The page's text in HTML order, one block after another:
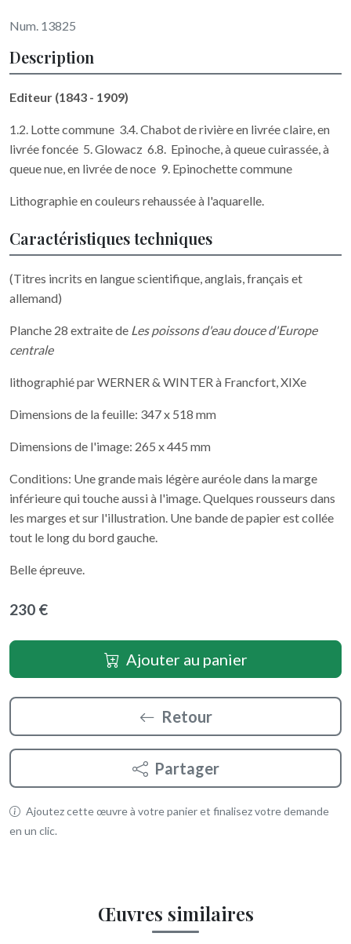
Num. 13825
Description
Editeur (1843 - 1909)
1.2. Lotte commune 3.4. Chabot de rivière en livrée claire, en
livrée foncée 5. Glowacz 6.8. Epinoche, à queue cuirassée, à
queue nue, en livrée de noce 9. Epinochette commune
Lithographie en couleurs rehaussée à l'aquarelle.
Caractéristiques techniques
(Titres incrits en langue scientifique, anglais, français et
allemand)
Planche 28 extraite de Les poissons d'eau douce d'Europe
centrale
lithographié par WERNER & WINTER à Francfort, XIXe
Dimensions de la feuille: 347 x 518 mm
Dimensions de l'image: 265 x 445 mm
Conditions: Une grande mais légère auréole dans la marge
inférieure qui touche aussi à l'image. Quelques rousseurs dans
les marges et sur l'illustration. Une bande de papier est collée
tout le long du bord gauche.
Belle épreuve.
230 €
Ajouter au panier
Retour
Partager
Ajoutez cette œuvre à votre panier et finalisez votre demande
en un clic.
Œuvres similaires